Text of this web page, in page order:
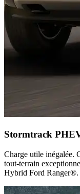
Stormtrack
Charge utile inégalée.
tout-terrain
Hybrid Ford Ranger®.